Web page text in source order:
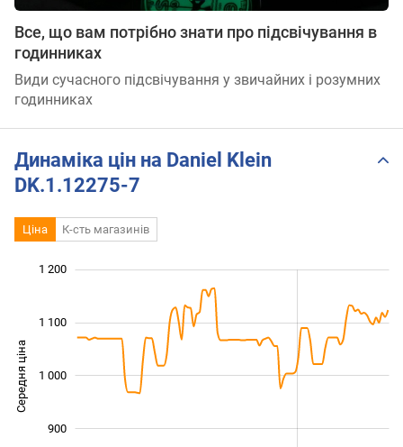
Все, що вам потрібно знати про підсвічування в
годинниках
Види сучасного підсвічування у звичайних і розумних
годинниках
Динаміка цін на Daniel Klein
DK.1.12275-7
Ціна К-сть магазинів
Середня ціна 1 000
900
1 000
1 100
1 200